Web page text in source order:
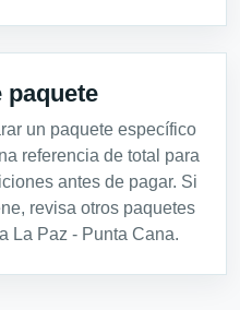
paquete
un paquete específico
referencia de total para
antes de pagar. Si
revisa otros paquetes
La Paz - Punta Cana.